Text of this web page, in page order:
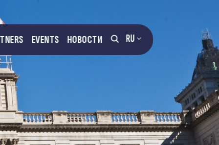
RU
EVENTS НОВОСТИ